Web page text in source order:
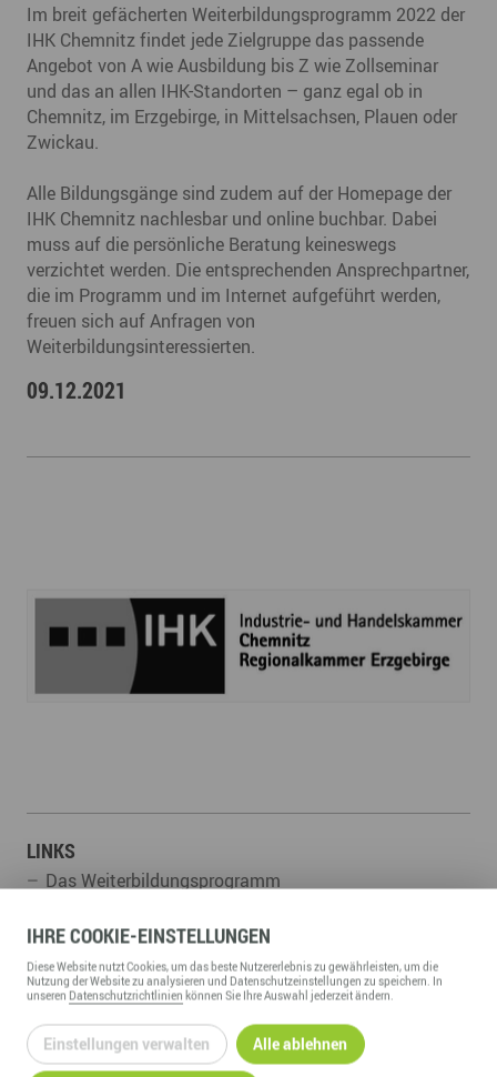
Im breit gefächerten Weiterbildungsprogramm 2022 der
IHK Chemnitz findet jede Zielgruppe das passende
Angebot von A wie Ausbildung bis Z wie Zollseminar
und das an allen IHK-Standorten – ganz egal ob in
Chemnitz, im Erzgebirge, in Mittelsachsen, Plauen oder
Zwickau.
Alle Bildungsgänge sind zudem auf der Homepage der
IHK Chemnitz nachlesbar und online buchbar. Dabei
muss auf die persönliche Beratung keineswegs
verzichtet werden. Die entsprechenden Ansprechpartner,
die im Programm und im Internet aufgeführt werden,
freuen sich auf Anfragen von
Weiterbildungsinteressierten.
09.12.2021
LINKS
Das Weiterbildungsprogramm
UNSERE ZUGEHÖRIGEN
Kompetenzfelder:
Gründung, Förderung & Investition
IHRECOOKIE-EINSTELLUNGEN
DieseWebsitenutzt Cookies, um das beste Nutzererlebnis zu gewährleisten, um die
Nutzung derWebsitezu analysieren und Datenschutzeinstellungen zu speichern. In
unseren Datenschutzrichtlinien können Sie Ihre Auswahl jederzeit ändern.
Einstellungen verwalten Alle ablehnen